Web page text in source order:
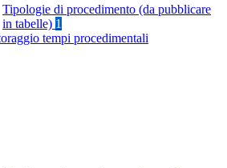
Tipologie di procedimento (da pubblicare
in tabelle) 1
tempi procedimentali